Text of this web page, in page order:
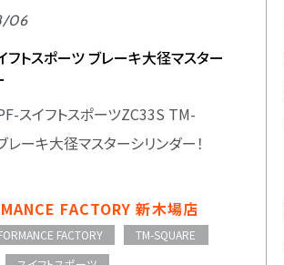
06
フトスポーツ ブレーキ大径マスター
スイフトスポーツZC33S TM-
レーキ大径マスターシリンダー！
FACTORY 新木場店
FACTORY
TM-SQUARE